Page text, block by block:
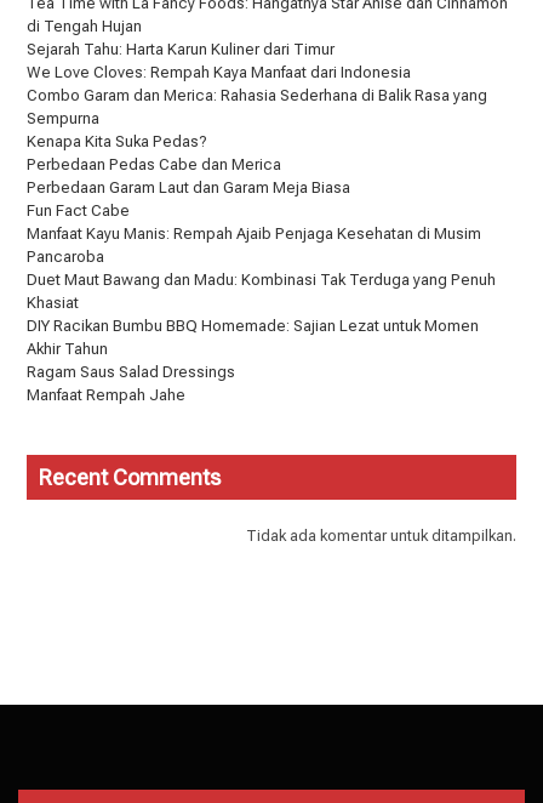
di Tengah Hujan
Sejarah Tahu: Harta Karun Kuliner dari Timur
We Love Cloves: Rempah Kaya Manfaat dari Indonesia
Combo Garam dan Merica: Rahasia Sederhana di Balik Rasa yang
Sempurna
Kenapa Kita Suka Pedas?
Perbedaan Pedas Cabe dan Merica
Perbedaan Garam Laut dan Garam Meja Biasa
Fun Fact Cabe
Manfaat Kayu Manis: Rempah Ajaib Penjaga Kesehatan di Musim
Pancaroba
Duet Maut Bawang dan Madu: Kombinasi Tak Terduga yang Penuh
Khasiat
DIY Racikan Bumbu BBQ Homemade: Sajian Lezat untuk Momen
Akhir Tahun
Ragam Saus Salad Dressings
Manfaat Rempah Jahe
Recent Comments
Tidak ada komentar untuk ditampilkan.